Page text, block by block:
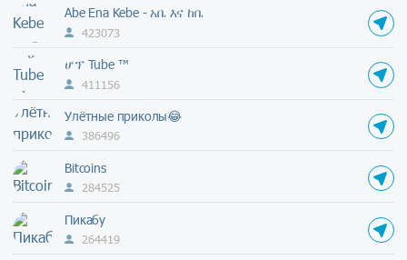
Abe Ena Kebe - አቤ እና ከቤ
423073
ሆፕ Tube ™
411156
Улётные приколы😂
386496
Bitcoins
284525
Пикабу
264419